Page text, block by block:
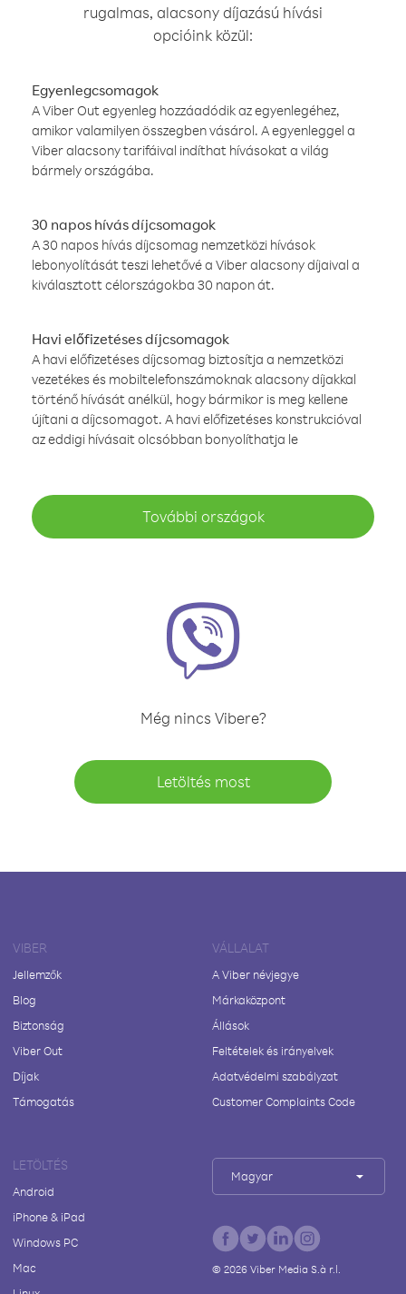
rugalmas, alacsony díjazású hívási
opcióink közül:
Egyenlegcsomagok
A Viber Out egyenleg hozzáadódik az egyenlegéhez,
amikor valamilyen összegben vásárol. A egyenleggel a
Viber alacsony tarifáival indíthat hívásokat a világ
bármely országába.
30 napos hívás díjcsomagok
A 30 napos hívás díjcsomag nemzetközi hívások
lebonyolítását teszi lehetővé a Viber alacsony díjaival a
kiválasztott célországokba 30 napon át.
Havi előfizetéses díjcsomagok
A havi előfizetéses díjcsomag biztosítja a nemzetközi
vezetékes és mobiltelefonszámoknak alacsony díjakkal
történő hívását anélkül, hogy bármikor is meg kellene
újítani a díjcsomagot. A havi előfizetéses konstrukcióval
az eddigi hívásait olcsóbban bonyolíthatja le
További országok
Még nincs Vibere?
Letöltés most
VIBER
Jellemzők
Blog
Biztonság
Viber Out
Díjak
Támogatás
VÁLLALAT
A Viber névjegye
Márkaközpont
Állások
Feltételek és irányelvek
Adatvédelmi szabályzat
Customer Complaints Code
LETÖLTÉS
Android
iPhone & iPad
Windows PC
Mac
Magyar
© 2026Viber Media S.à r.l.